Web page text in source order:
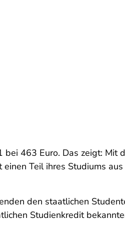
463 Euro. Das zeigt: Mit
Teil ihres Studiums
den staatlichen
Studienkredit